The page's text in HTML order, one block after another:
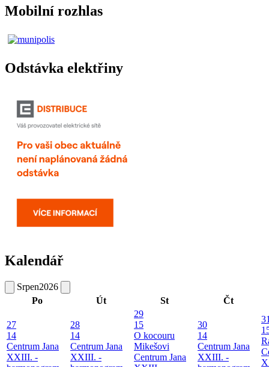
Mobilní rozhlas
Odstávka elektřiny
Kalendář
Srpen2026
Po
Út St Čt
27
14
Centrum Jana
XXIII. -
28
14
Centrum Jana
XXIII. -
29
15
O kocouru
Mikešovi
Centrum Jana
30
14
Centrum Jana
XXIII. -